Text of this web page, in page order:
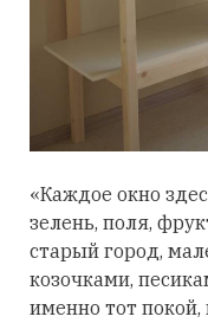
«Каждое окно
зелень, поля,
старый город,
козочками,
именно тот покой,